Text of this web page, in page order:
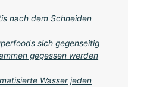
nach dem Schneiden
sich gegenseitig
gegessen werden
Wasser jeden